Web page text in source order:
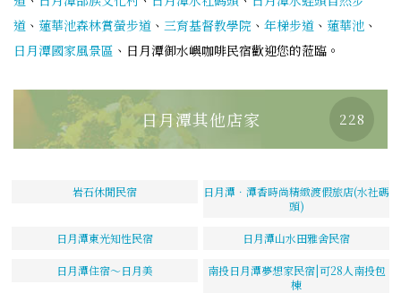
道 、 蓮華池森林賞螢步道 、 三育基督教學院 、 年梯步道 、 蓮華池 、
日月潭國家風景區 、日月潭御水嶼咖啡民宿歡迎您的蒞臨。
日月潭其他店家 228
岩石休閒民宿
日月潭．潭香時尚精緻渡假旅店(水社碼
頭)
日月潭東光知性民宿 日月潭山水田雅舍民宿
日月潭住宿～日月美
南投日月潭夢想家民宿|可28人南投包
棟